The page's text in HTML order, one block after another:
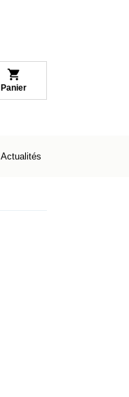
shopping_cart
Panier
Actualités